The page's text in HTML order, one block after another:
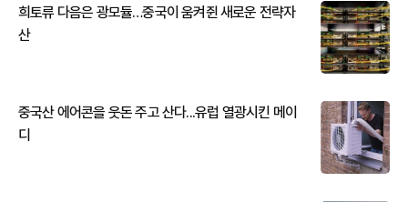
희토류 다음은 광모듈…중국이 움켜쥔 새로운 전략자
산
중국산 에어콘을 웃돈 주고 산다...유럽 열광시킨 메이
디